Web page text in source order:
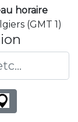
horaire
(GMT 1)